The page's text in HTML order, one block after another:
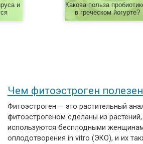
и
Какова польза
в греческом йогурте?
Чем фитоэстроген
Фитоэстроген — это растительный
фитоэстрогеном сделаны из
используются бесплодными
оплодотворения in vitro (ЭКО), и их